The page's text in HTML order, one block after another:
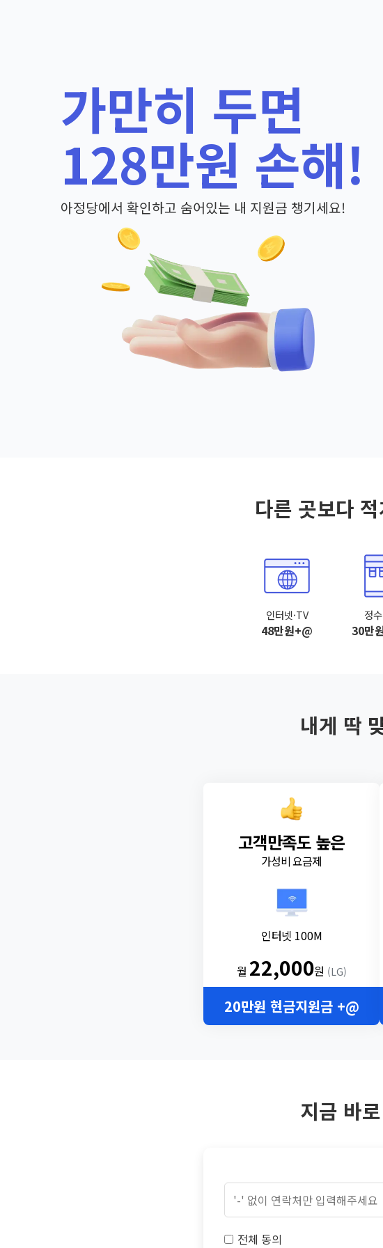
가만히 두면
128만원 손해!
아정당에서 확인하고 숨어있는 내 지원금 챙기세요!
다른 곳보다
인터넷·TV
48만원+@
정
30만
내게 딱
고객만족도 높은
가성비 요금제
인터넷 100M
월 22,000원 (LG)
20만원 현금지원금 +@
지금 바
전체 동의